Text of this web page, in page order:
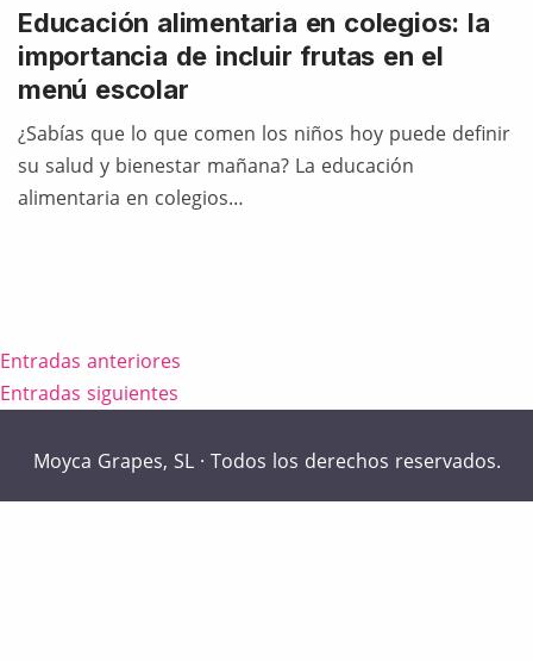
Educación alimentaria en colegios: la
importancia de incluir frutas en el
menú escolar
¿Sabías que lo que comen los niños hoy puede definir
su salud y bienestar mañana? La educación
alimentaria en colegios…
Navegación
de
entradas
Entradas anteriores
Entradas siguientes
Moyca Grapes, SL · Todos los derechos reservados.